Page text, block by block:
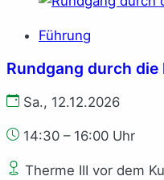
Führung
Rundgang durch
Sa., 12.12.2026
14:30 – 16:00 Uhr
Therme III vor dem